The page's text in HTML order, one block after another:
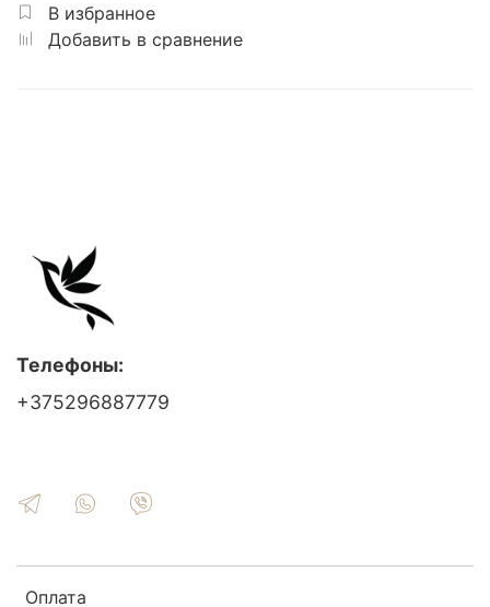
В избранное
Добавить в сравнение
Оплата
Телефоны:
+375296887779